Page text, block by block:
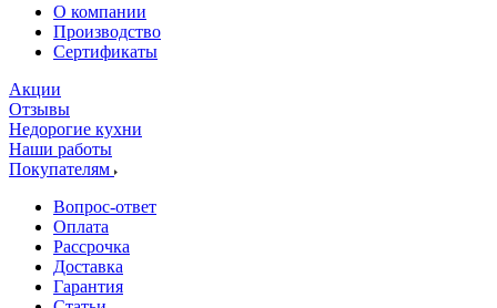
О компании
Производство
Сертификаты
Акции
Отзывы
Недорогие кухни
Наши работы
Покупателям
Вопрос-ответ
Оплата
Рассрочка
Доставка
Гарантия